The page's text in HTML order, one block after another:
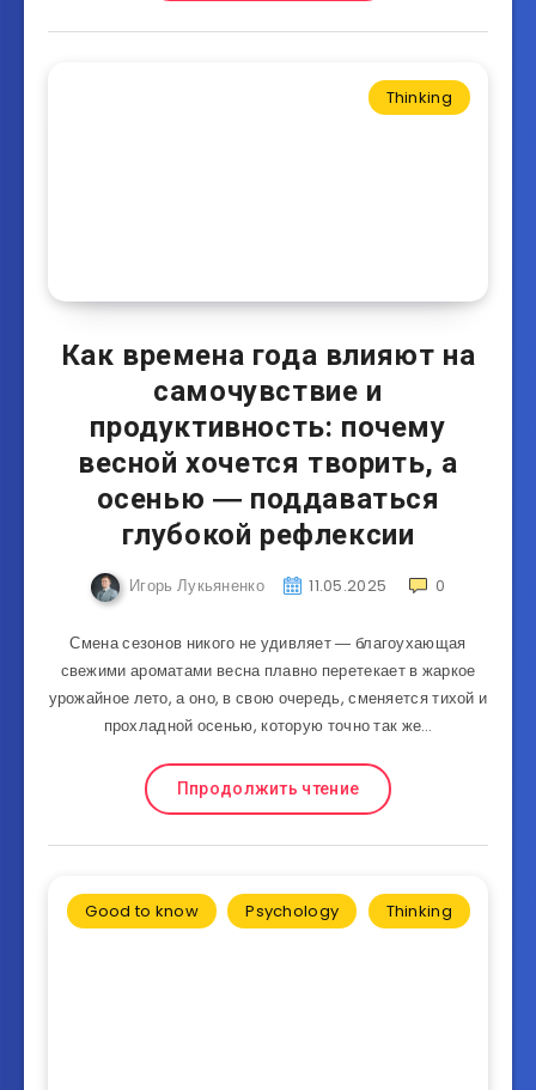
Thinking
Как времена года влияют на
самочувствие и
продуктивность: почему
весной хочется творить, а
осенью ― поддаваться
глубокой рефлексии
Игорь Лукьяненко 11.05.2025 0
Смена сезонов никого не удивляет ― благоухающая
свежими ароматами весна плавно перетекает в жаркое
урожайное лето, а оно, в свою очередь, сменяется тихой и
прохладной осенью, которую точно так же…
Ппродолжить чтение
Good to know Psychology Thinking